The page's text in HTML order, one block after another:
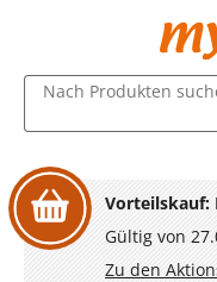
Zum Hauptinhalt
Zur Navigation
Zur Suche springen
Nach Produkten
Vorteilskauf:
Gültig von
Zu den